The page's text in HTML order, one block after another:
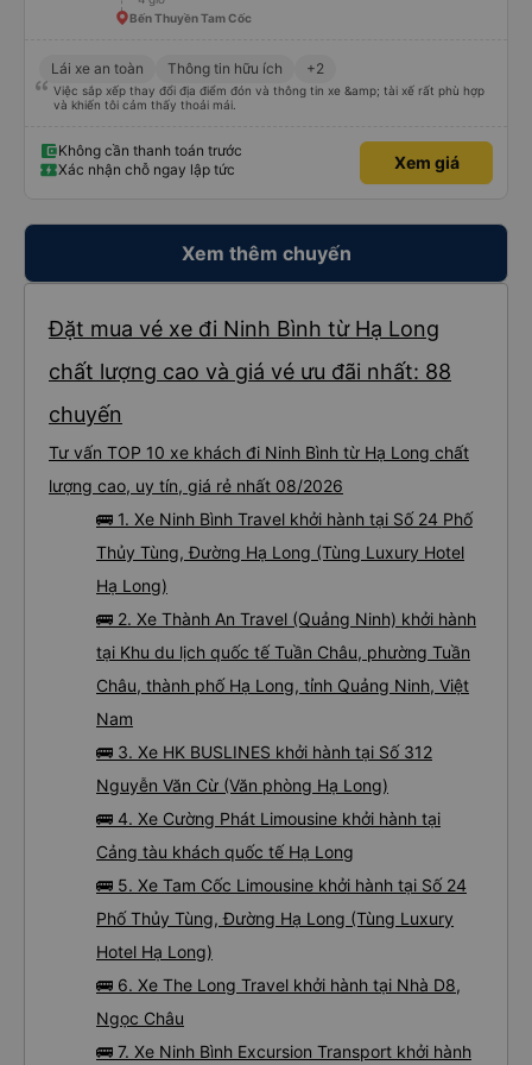
Bến Thuyền Tam Cốc
Lái xe an toàn Thông tin hữu ích +2
Việc sắp xếp thay đổi địa điểm đón và thông tin xe &amp; tài xế rất phù hợp
và khiến tôi cảm thấy thoải mái.
Không cần thanh toán trước
Xác nhận chỗ ngay lập tức
Xem giá
Xem thêm chuyến
Đặt mua vé xe đi Ninh Bình từ Hạ Long
chất lượng cao và giá vé ưu đãi nhất: 88
chuyến
Tư vấn TOP 10 xe khách đi Ninh Bình từ Hạ Long chất
lượng cao, uy tín, giá rẻ nhất 08/2026
🚌 1. Xe Ninh Bình Travel khởi hành tại Số 24 Phố
Thủy Tùng, Đường Hạ Long (Tùng Luxury Hotel
Hạ Long)
🚌 2. Xe Thành An Travel (Quảng Ninh) khởi hành
tại Khu du lịch quốc tế Tuần Châu, phường Tuần
Châu, thành phố Hạ Long, tỉnh Quảng Ninh, Việt
Nam
🚌 3. Xe HK BUSLINES khởi hành tại Số 312
Nguyễn Văn Cừ (Văn phòng Hạ Long)
🚌 4. Xe Cường Phát Limousine khởi hành tại
Cảng tàu khách quốc tế Hạ Long
🚌 5. Xe Tam Cốc Limousine khởi hành tại Số 24
Phố Thủy Tùng, Đường Hạ Long (Tùng Luxury
Hotel Hạ Long)
🚌 6. Xe The Long Travel khởi hành tại Nhà D8,
Ngọc Châu
🚌 7. Xe Ninh Bình Excursion Transport khởi hành